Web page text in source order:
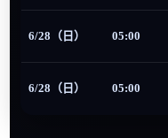
6/28（日） 05:00
6/28（日） 05:00